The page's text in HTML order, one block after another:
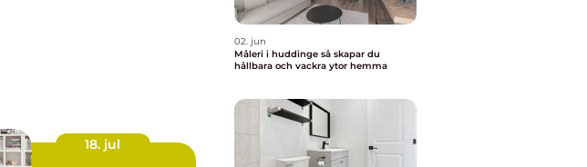
18. jul
02. jun
Måleri i huddinge så skapar du
hållbara och vackra ytor hemma